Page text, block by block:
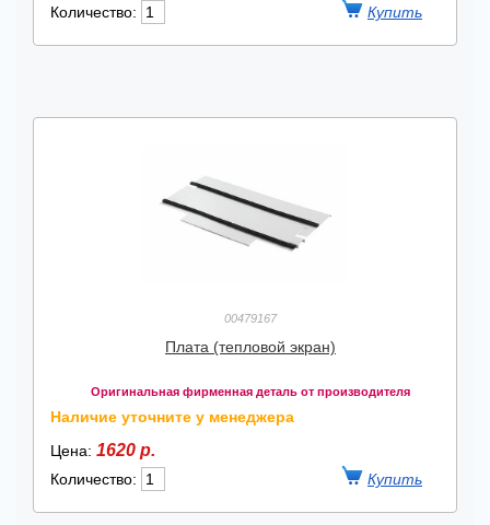
Количество:
00479167
Плата (тепловой экран)
Оригинальная фирменная деталь от производителя
Наличие уточните у менеджера
Цена: 1620 р.
Количество: